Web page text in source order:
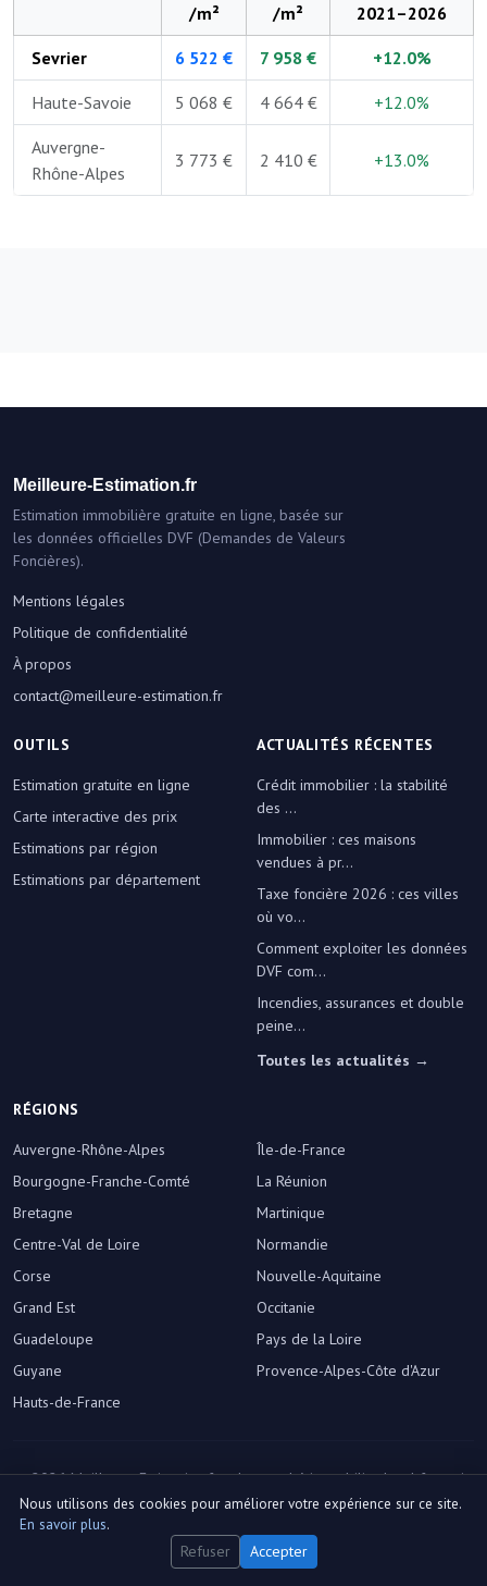
/m²
/m²
2021–2026
Sevrier 6 522 € 7 958 € +12.0%
Haute-Savoie 5 068 € 4 664 € +12.0%
Auvergne-
Rhône-Alpes
3 773 € 2 410 € +13.0%
Meilleure-Estimation.fr
Estimation immobilière gratuite en ligne, basée sur
les données officielles DVF (Demandes de Valeurs
Foncières).
Mentions légales
Politique de confidentialité
À propos
contact@meilleure-estimation.fr
OUTILS
Estimation gratuite en ligne
Carte interactive des prix
Estimations par région
Estimations par département
ACTUALITÉS RÉCENTES
Crédit immobilier : la stabilité
des ...
Immobilier : ces maisons
vendues à pr...
Taxe foncière 2026 : ces villes
où vo...
Comment exploiter les données
DVF com...
Incendies, assurances et double
peine...
Toutes les actualités →
RÉGIONS
Auvergne-Rhône-Alpes
Bourgogne-Franche-Comté
Bretagne
Centre-Val de Loire
Corse
Grand Est
Guadeloupe
Guyane
Hauts-de-France
Île-de-France
La Réunion
Martinique
Normandie
Nouvelle-Aquitaine
Occitanie
Pays de la Loire
Provence-Alpes-Côte d'Azur
© 2026 Meilleure-Estimation.fr — Le marché immobilier local français,
décrypté.
Nous utilisons des cookies pour améliorer votre expérience sur ce site.
En savoir plus.
Refuser Accepter